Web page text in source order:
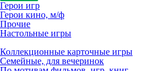
Герои игр
Герои кино, м/ф
Прочие
Настольные игры
Коллекционные карточные игры
Семейные, для вечеринок